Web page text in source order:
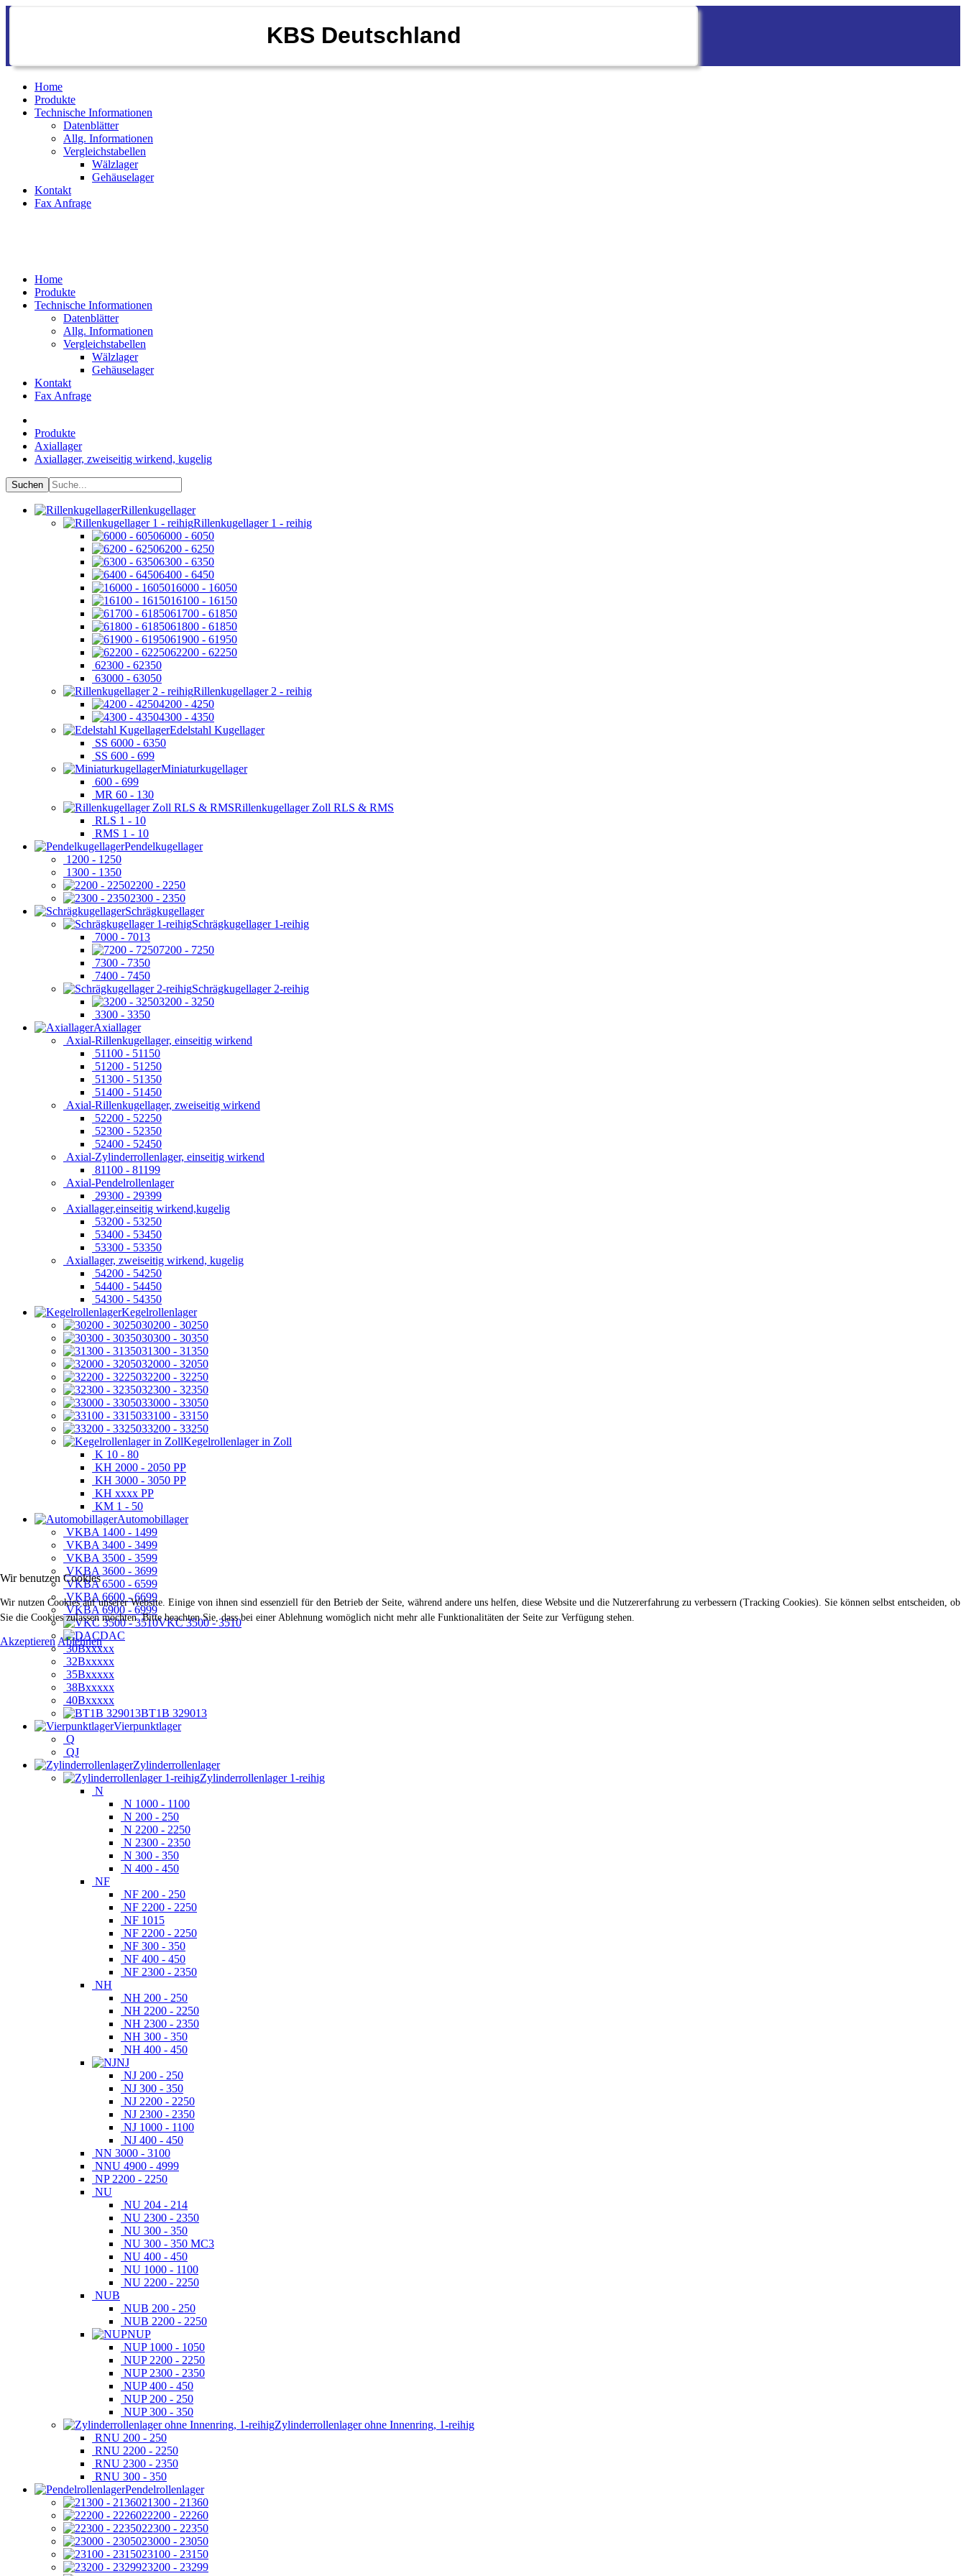
KBS Deutschland
Home
Produkte
Technische Informationen
Datenblätter
Allg. Informationen
Vergleichstabellen
Wälzlager
Gehäuselager
Kontakt
Fax Anfrage
Home
Produkte
Technische Informationen
Datenblätter
Allg. Informationen
Vergleichstabellen
Wälzlager
Gehäuselager
Kontakt
Fax Anfrage
Produkte
Axiallager
Axiallager, zweiseitig wirkend, kugelig
Rillenkugellager
Rillenkugellager 1 - reihig
6000 - 6050
6200 - 6250
6300 - 6350
6400 - 6450
16000 - 16050
16100 - 16150
61700 - 61850
61800 - 61850
61900 - 61950
62200 - 62250
62300 - 62350
63000 - 63050
Rillenkugellager 2 - reihig
4200 - 4250
4300 - 4350
Edelstahl Kugellager
SS 6000 - 6350
SS 600 - 699
Miniaturkugellager
600 - 699
MR 60 - 130
Rillenkugellager Zoll RLS & RMS
RLS 1 - 10
RMS 1 - 10
Pendelkugellager
1200 - 1250
1300 - 1350
2200 - 2250
2300 - 2350
Schrägkugellager
Schrägkugellager 1-reihig
7000 - 7013
7200 - 7250
7300 - 7350
7400 - 7450
Schrägkugellager 2-reihig
3200 - 3250
3300 - 3350
Axiallager
Axial-Rillenkugellager, einseitig wirkend
51100 - 51150
51200 - 51250
51300 - 51350
51400 - 51450
Axial-Rillenkugellager, zweiseitig wirkend
52200 - 52250
52300 - 52350
52400 - 52450
Axial-Zylinderrollenlager, einseitig wirkend
81100 - 81199
Axial-Pendelrollenlager
29300 - 29399
Axiallager,einseitig wirkend,kugelig
53200 - 53250
53400 - 53450
53300 - 53350
Axiallager, zweiseitig wirkend, kugelig
54200 - 54250
54400 - 54450
54300 - 54350
Kegelrollenlager
30200 - 30250
30300 - 30350
31300 - 31350
32000 - 32050
32200 - 32250
32300 - 32350
33000 - 33050
33100 - 33150
33200 - 33250
Kegelrollenlager in Zoll
K 10 - 80
KH 2000 - 2050 PP
KH 3000 - 3050 PP
KH xxxx PP
KM 1 - 50
Automobillager
VKBA 1400 - 1499
VKBA 3400 - 3499
VKBA 3500 - 3599
VKBA 3600 - 3699
VKBA 6500 - 6599
VKBA 6600 - 6699
VKBA 6900 - 6999
VKC 3500 - 3510
DAC
30Bxxxxx
32Bxxxxx
35Bxxxxx
38Bxxxxx
40Bxxxxx
BT1B 329013
Vierpunktlager
Q
QJ
Zylinderrollenlager
Zylinderrollenlager 1-reihig
N
N 1000 - 1100
N 200 - 250
N 2200 - 2250
N 2300 - 2350
N 300 - 350
N 400 - 450
NF
NF 200 - 250
NF 2200 - 2250
NF 1015
NF 2200 - 2250
NF 300 - 350
NF 400 - 450
NF 2300 - 2350
NH
NH 200 - 250
NH 2200 - 2250
NH 2300 - 2350
NH 300 - 350
NH 400 - 450
NJ
NJ 200 - 250
NJ 300 - 350
NJ 2200 - 2250
NJ 2300 - 2350
NJ 1000 - 1100
NJ 400 - 450
NN 3000 - 3100
NNU 4900 - 4999
NP 2200 - 2250
NU
NU 204 - 214
NU 2300 - 2350
NU 300 - 350
NU 300 - 350 MC3
NU 400 - 450
NU 1000 - 1100
NU 2200 - 2250
NUB
NUB 200 - 250
NUB 2200 - 2250
NUP
NUP 1000 - 1050
NUP 2200 - 2250
NUP 2300 - 2350
NUP 400 - 450
NUP 200 - 250
NUP 300 - 350
Zylinderrollenlager ohne Innenring, 1-reihig
RNU 200 - 250
RNU 2200 - 2250
RNU 2300 - 2350
RNU 300 - 350
Pendelrollenlager
21300 - 21360
22200 - 22260
22300 - 22350
23000 - 23050
23100 - 23150
23200 - 23299
Wir benutzen Cookies
Wir nutzen Cookies auf unserer Website. Einige von ihnen sind essenziell für den Betrieb der Seite, während andere uns helfen, diese Website und die Nutzererfahrung zu verbessern (Tracking Cookies). Sie können selbst entscheiden, ob
Sie die Cookies zulassen möchten. Bitte beachten Sie, dass bei einer Ablehnung womöglich nicht mehr alle Funktionalitäten der Seite zur Verfügung stehen.
Akzeptieren Ablehnen